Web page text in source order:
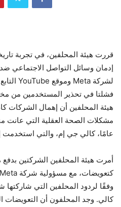
قررت هيئة المحلفين، في تجربة
فشلتا في تحذير المستخدمين من
هيئة المحلفين أن إهمال الشركات
عامًا، كالي جي إم، والتي استخدمت
وفقًا لردود المحلفين التي
كالي. وجد المحلفون أن التعويضات